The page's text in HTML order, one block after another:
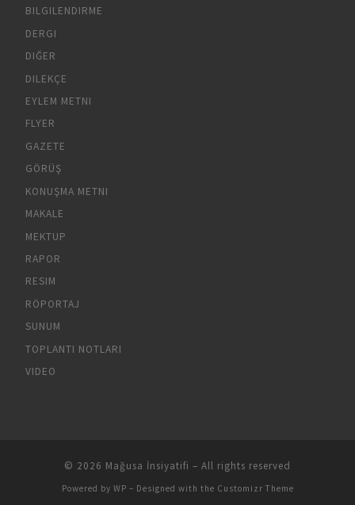
BILGILENDIRME
DERGI
DIĞER
DILEKÇE
EYLEM METNI
FLYER
GAZETE
GÖRÜŞ
KONUŞMA METNI
MAKALE
MEKTUP
RAPOR
RESIM
RÖPORTAJ
SUNUM
TOPLANTI NOTLARI
VIDEO
© 2026 Mağusa İnsiyatifi – All rights reserved
Powered by WP – Designed with the Customizr Theme